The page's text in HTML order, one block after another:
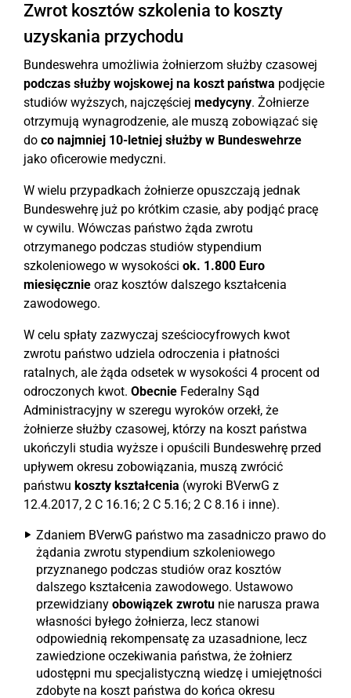
Zwrot kosztów szkolenia to koszty
uzyskania przychodu
Bundeswehra umożliwia żołnierzom służby czasowej
podczas służby wojskowej na koszt państwa podjęcie
studiów wyższych, najczęściej medycyny. Żołnierze
otrzymują wynagrodzenie, ale muszą zobowiązać się
do co najmniej 10-letniej służby w Bundeswehrze
jako oficerowie medyczni.
W wielu przypadkach żołnierze opuszczają jednak
Bundeswehrę już po krótkim czasie, aby podjąć pracę
w cywilu. Wówczas państwo żąda zwrotu
otrzymanego podczas studiów stypendium
szkoleniowego w wysokości ok. 1.800 Euro
miesięcznie oraz kosztów dalszego kształcenia
zawodowego.
W celu spłaty zazwyczaj sześciocyfrowych kwot
zwrotu państwo udziela odroczenia i płatności
ratalnych, ale żąda odsetek w wysokości 4 procent od
odroczonych kwot. Obecnie Federalny Sąd
Administracyjny w szeregu wyroków orzekł, że
żołnierze służby czasowej, którzy na koszt państwa
ukończyli studia wyższe i opuścili Bundeswehrę przed
upływem okresu zobowiązania, muszą zwrócić
państwu koszty kształcenia (wyroki BVerwG z
12.4.2017, 2 C 16.16; 2 C 5.16; 2 C 8.16 i inne).
Zdaniem BVerwG państwo ma zasadniczo prawo do
żądania zwrotu stypendium szkoleniowego
przyznanego podczas studiów oraz kosztów
dalszego kształcenia zawodowego. Ustawowo
przewidziany obowiązek zwrotu nie narusza prawa
własności byłego żołnierza, lecz stanowi
odpowiednią rekompensatę za uzasadnione, lecz
zawiedzione oczekiwania państwa, że żołnierz
udostępni mu specjalistyczną wiedzę i umiejętności
zdobyte na koszt państwa do końca okresu